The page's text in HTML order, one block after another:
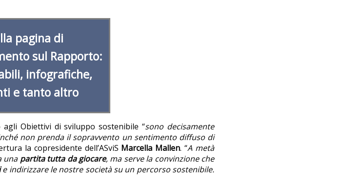
pagina di
sul Rapporto:
infografiche,
e tanto altro
agli Obiettivi di sviluppo sostenibile “sono decisamente
non prenda il sopravvento un sentimento diffuso di
la copresidente dell’ASviS Marcella Mallen. “A metà
unapartita tutta da giocare, ma serve la convinzione che
e indirizzare le nostre società su un percorso sostenibile.